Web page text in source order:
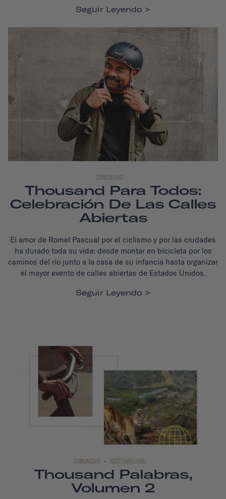
Seguir Leyendo
COMUNIDAD
Thousand Para Todos:
Celebración De Las Calles
Abiertas
El amor de Romel Pascual por el ciclismo y por las ciudades
ha durado toda su vida: desde montar en bicicleta por los
caminos del río junto a la casa de su infancia hasta organizar
el mayor evento de calles abiertas de Estados Unidos.
Seguir Leyendo
COMUNIDAD SOSTENIBILIDAD
Thousand Palabras,
Volumen 2